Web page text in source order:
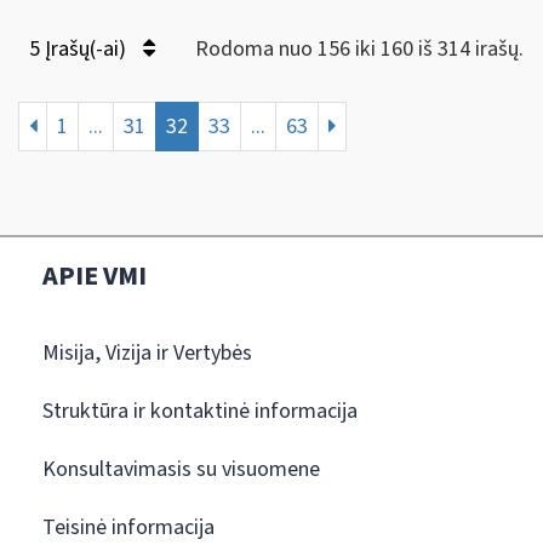
5 Įrašų(-ai) Rodoma nuo 156 iki 160 iš 314 irašų.
1 ... 31 32 33 ... 63
APIE VMI
Misija, Vizija ir Vertybės
Struktūra ir kontaktinė informacija
Konsultavimasis su visuomene
Teisinė informacija